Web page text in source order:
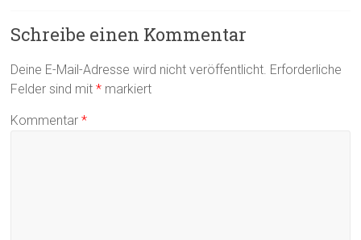
Schreibe einen Kommentar
Deine E-Mail-Adresse wird nicht veröffentlicht. Erforderliche
Felder sind mit* markiert
Kommentar*